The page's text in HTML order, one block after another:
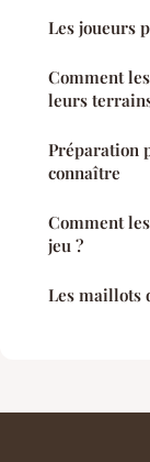
Les joueurs
Comment
leurs
Préparation
connaître
Comment
jeu ?
Les maillots